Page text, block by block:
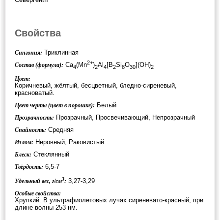
Свойства
Сингония: Триклинная
Состав (формула): Ca4(Mn2+)2Al 4[B2Si8O30](OH)2
Цвет:
Коричневый, жёлтый, бесцветный, бледно-сиреневый,
красноватый.
Цвет черты (цвет в порошке): Белый
Прозрачность: Прозрачный, Просвечивающий, Непрозрачный
Спайность: Средняя
Излом: Неровный, Раковистый
Блеск: Стеклянный
Твёрдость: 6,5-7
Удельный вес, г/см3: 3,27-3,29
Особые свойства:
Хрупкий. В ультрафиолетовых лучах сиреневато-красный, при
длине волны 253 нм.